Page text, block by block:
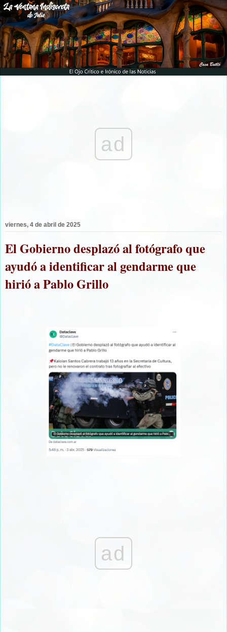
ad
viernes, 4 de abril de 2025
El Gobierno desplazó al fotógrafo que
ayudó a identificar al gendarme que
hirió a Pablo Grillo
ad